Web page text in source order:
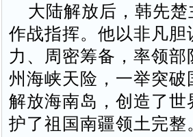
大陆解放后，韩先楚
作战指挥。他以非凡
力、周密筹备，率领
州海峡天险，一举突破
解放海南岛，创造了
护了祖国南疆领土完整